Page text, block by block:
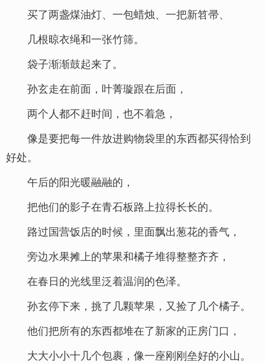
买了两盏煤油灯、一包蜡烛、一把新笤帚、
几根晾衣绳和一张竹筛。
袋子渐渐鼓起来了。
孙玄走在前面，叶菁璇跟在后面，
两个人都不赶时间，也不着急，
像是要把每一件放进购物袋里的东西都买得恰到
好处。
午后的阳光暖融融的，
把他们的影子在青石板路上拉得长长的。
路过国营饭店的时候，里面飘出葱花的香气，
旁边水果摊上的苹果和橘子堆得整整齐齐，
在春日的光线里泛着温润的色泽。
孙玄停下来，挑了几颗苹果，又捡了几个橘子。
他们把所有的东西都堆在了新家的正房门口，
大大小小十几个包裹，像一座刚刚垒好的小山。